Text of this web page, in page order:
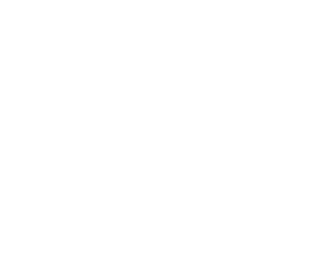
dyreste boliger til salg i Gørding